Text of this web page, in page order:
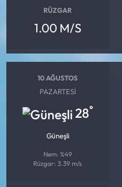
RÜZGAR
1.00 M/S
10 AĞUSTOS
PAZARTESI
28°
Güneşli
Nem: %49
Rüzgar: 3.39 m/s